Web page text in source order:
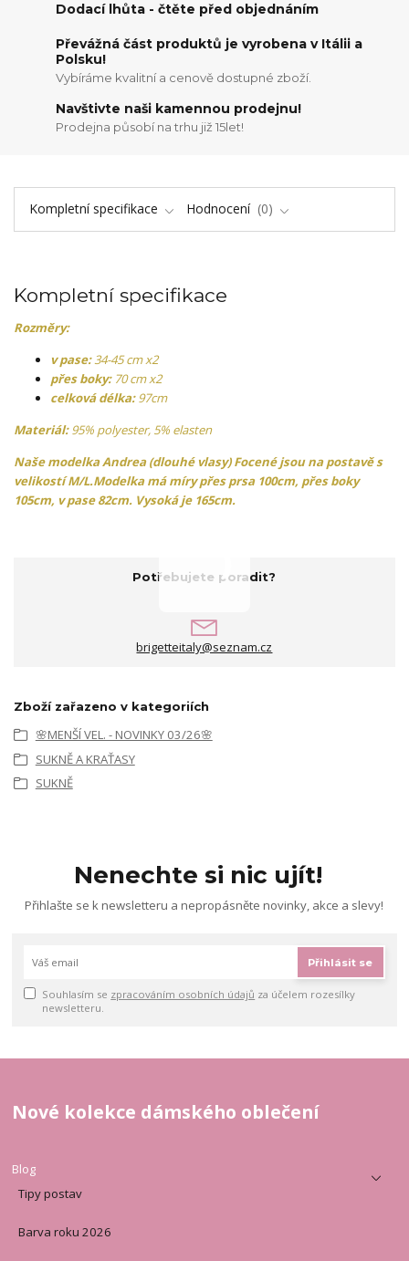
Dodací lhůta - čtěte před objednáním
Převážná část produktů je vyrobena v Itálii a
Polsku!
Vybíráme kvalitní a cenově dostupné zboží.
Navštivte naši kamennou prodejnu!
Prodejna působí na trhu již 15let!
Kompletní specifikace Hodnocení 0
Kompletní specifikace
Rozměry:
v pase:34-45 cm x2
přes boky: 70 cm x2
celková délka:97cm
Materiál:95% polyester, 5% elasten
Naše modelkaAndrea (dlouhé vlasy)Focené jsou na postavě s
velikostí M/L.Modelka má míry přes prsa 100cm, přes boky
105cm, v pase 82cm. Vysoká je 165cm.
Potřebujete poradit?
brigetteitaly@seznam.cz
Zboží zařazeno v kategoriích
🌸MENŠÍ VEL. - NOVINKY 03/26🌸
SUKNĚ A KRAŤASY
SUKNĚ
Nenechte si nic ujít!
Přihlašte se k newsletteru a nepropásněte novinky, akce a slevy!
Přihlásit se
Souhlasím se zpracováním osobních údajů za účelem rozesílky
newsletteru.
Nové kolekce dámského oblečení
Blog
Tipy postav
Barva roku 2026